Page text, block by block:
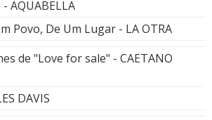
AQUABELLA
Povo, De Um Lugar - LA OTRA
de "Love for sale" - CAETANO
DAVIS